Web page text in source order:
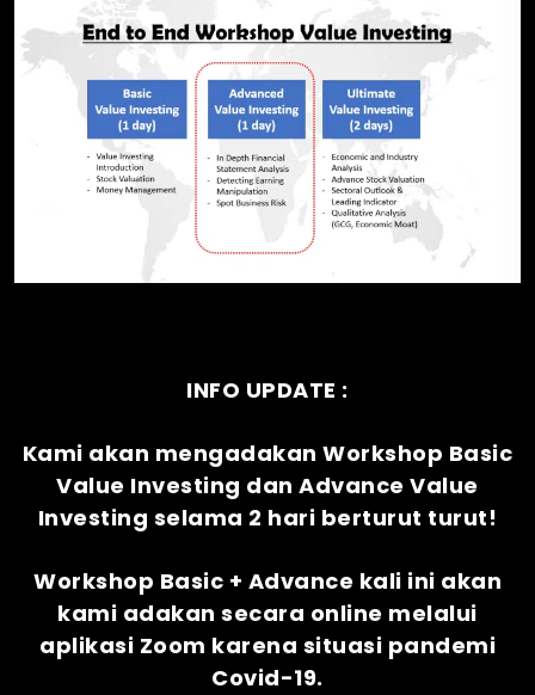
INFO UPDATE :
Kami akan mengadakan Workshop Basic
Value Investing dan Advance Value
Investing selama 2 hari berturut turut!
Workshop Basic + Advance kali ini akan
kami adakan secara online melalui
aplikasi Zoom karena situasi pandemi
Covid-19.